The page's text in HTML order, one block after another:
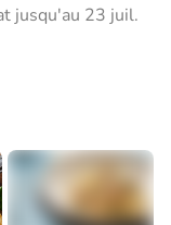
jusqu'au 23 juil.